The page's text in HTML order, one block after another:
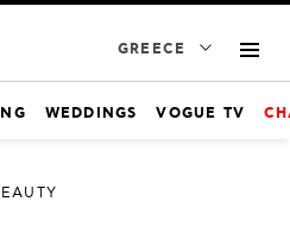
GREECE
WEDDINGS VOGUE TV